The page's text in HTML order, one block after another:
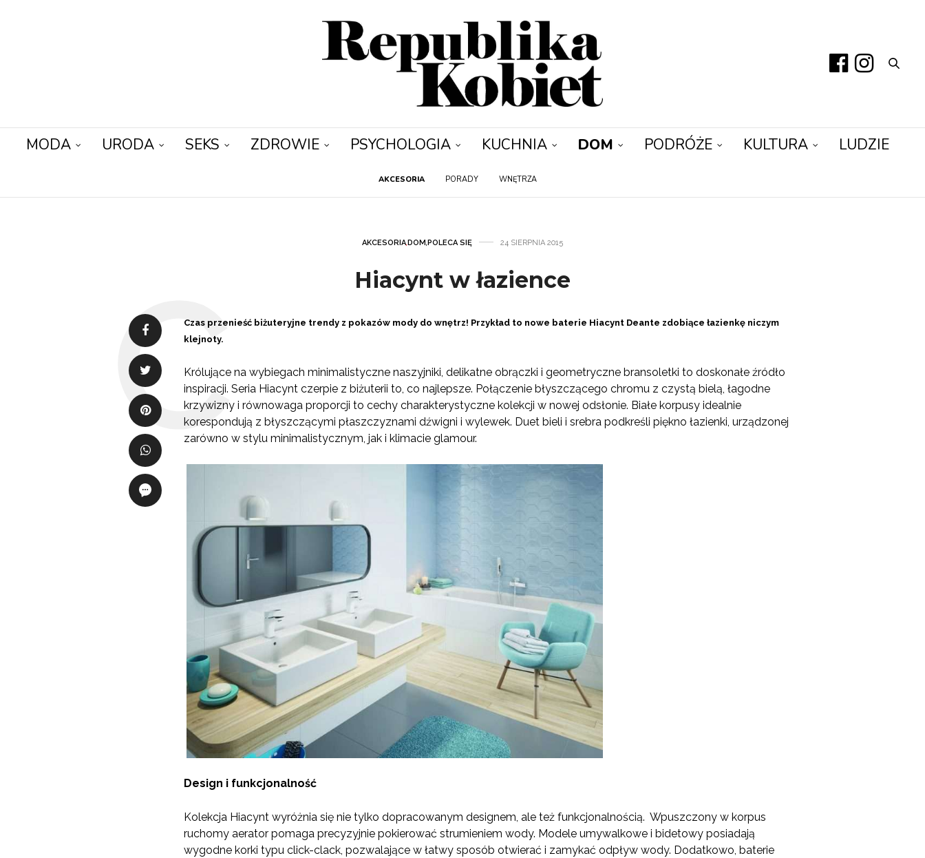
MODA URODA SEKS ZDROWIE PSYCHOLOGIA KUCHNIA DOM PODRÓŻE KULTURA LUDZIE
AKCESORIA PORADY WNĘTRZA
AKCESORIA,DOM,POLECA SIĘ 24 SIERPNIA 2015
Hiacynt w łazience
Czas przenieść biżuteryjne trendy z pokazów mody do wnętrz! Przykład to nowe baterie Hiacynt Deante zdobiące łazienkę niczym
klejnoty.
Królujące na wybiegach minimalistyczne naszyjniki, delikatne obrączki i geometryczne bransoletki to doskonałe źródło
inspiracji. Seria Hiacynt czerpie z biżuterii to, co najlepsze. Połączenie błyszczącego chromu z czystą bielą, łagodne
krzywizny i równowaga proporcji to cechy charakterystyczne kolekcji w nowej odsłonie. Białe korpusy idealnie
korespondują z błyszczącymi płaszczyznami dźwigni i wylewek. Duet bieli i srebra podkreśli piękno łazienki, urządzonej
zarówno w stylu minimalistycznym, jak i klimacie glamour.
Design i funkcjonalność
Kolekcja Hiacynt wyróżnia się nie tylko dopracowanym designem, ale też funkcjonalnością. Wpuszczony w korpus
ruchomy aerator pomaga precyzyjnie pokierować strumieniem wody. Modele umywalkowe i bidetowy posiadają
wygodne korki typu click-clack, pozwalające w łatwy sposób otwierać i zamykać odpływ wody. Dodatkowo, baterie